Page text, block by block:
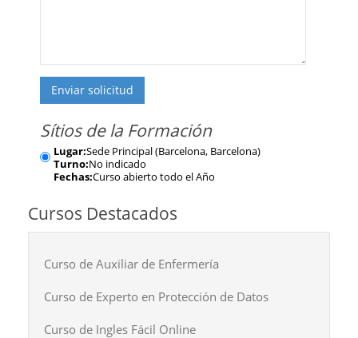
Enviar solicitud
Sítios de la Formación
Lugar:Sede Principal (Barcelona, Barcelona)
Turno:No indicado
Fechas:Curso abierto todo el Año
Cursos Destacados
Curso de Auxiliar de Enfermería
Curso de Experto en Protección de Datos
Curso de Ingles Fácil Online